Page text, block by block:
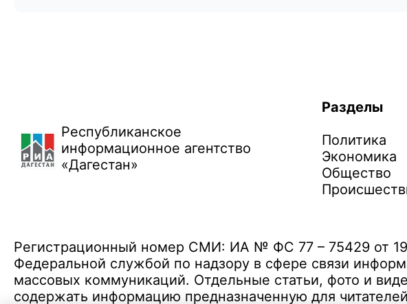
Республиканское
информационное агентство
«Дагестан»
Разделы
Политика
Экономика
Общество
Регистрационный номер СМИ: ИА № ФС 77 – 75429 от
Федеральной службой по надзору в сфере связи
массовых коммуникаций. Отдельные статьи, фото и
содержать информацию предназначенную для